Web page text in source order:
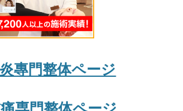
專門整体ページ